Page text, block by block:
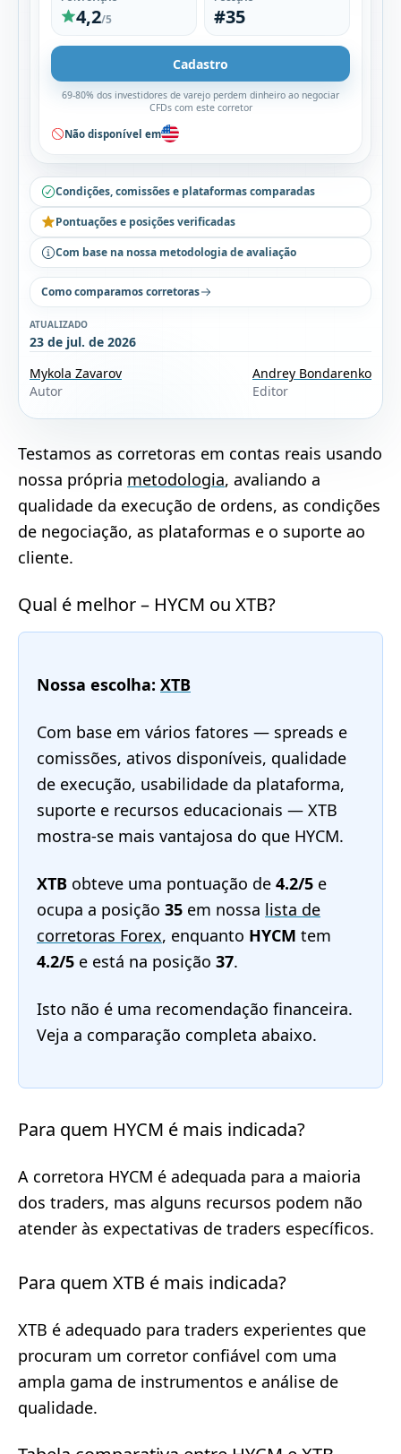
4,2/5 #35
Cadastro
69-80% dos investidores de varejo perdem dinheiro ao negociar
CFDs com este corretor
Não disponível em
Condições, comissões e plataformas comparadas
Pontuações e posições verificadas
Com base na nossa metodologia de avaliação
Como comparamos corretoras
ATUALIZADO
23 de jul. de 2026
Mykola Zavarov
Autor
Andrey Bondarenko
Editor
Testamos as corretoras em contas reais usando
nossa própria metodologia, avaliando a
qualidade da execução de ordens, as condições
de negociação, as plataformas e o suporte ao
cliente.
Qual é melhor – HYCM ou XTB?
Nossa escolha: XTB
Com base em vários fatores — spreads e
comissões, ativos disponíveis, qualidade
de execução, usabilidade da plataforma,
suporte e recursos educacionais — XTB
mostra-se mais vantajosa do que HYCM.
XTB obteve uma pontuação de 4.2/5 e
ocupa a posição 35 em nossa lista de
corretoras Forex, enquanto HYCM tem
4.2/5 e está na posição 37.
Isto não é uma recomendação financeira.
Veja a comparação completa abaixo.
Para quem HYCM é mais indicada?
A corretora HYCM é adequada para a maioria
dos traders, mas alguns recursos podem não
atender às expectativas de traders específicos.
Para quem XTB é mais indicada?
XTB é adequado para traders experientes que
procuram um corretor confiável com uma
ampla gama de instrumentos e análise de
qualidade.